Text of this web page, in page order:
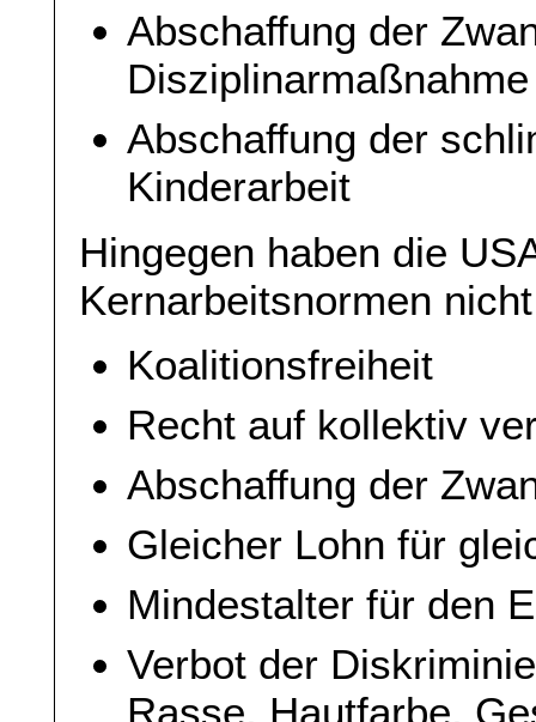
Abschaffung der
Disziplinarmaßnahme
Abschaffung der
Kinderarbeit
Hingegen haben die
Kernarbeitsnormen
Koalitionsfreiheit
Recht auf kollektiv
Abschaffung der
Gleicher Lohn für
Mindestalter für den
Verbot der
Rasse, Hautfarbe,